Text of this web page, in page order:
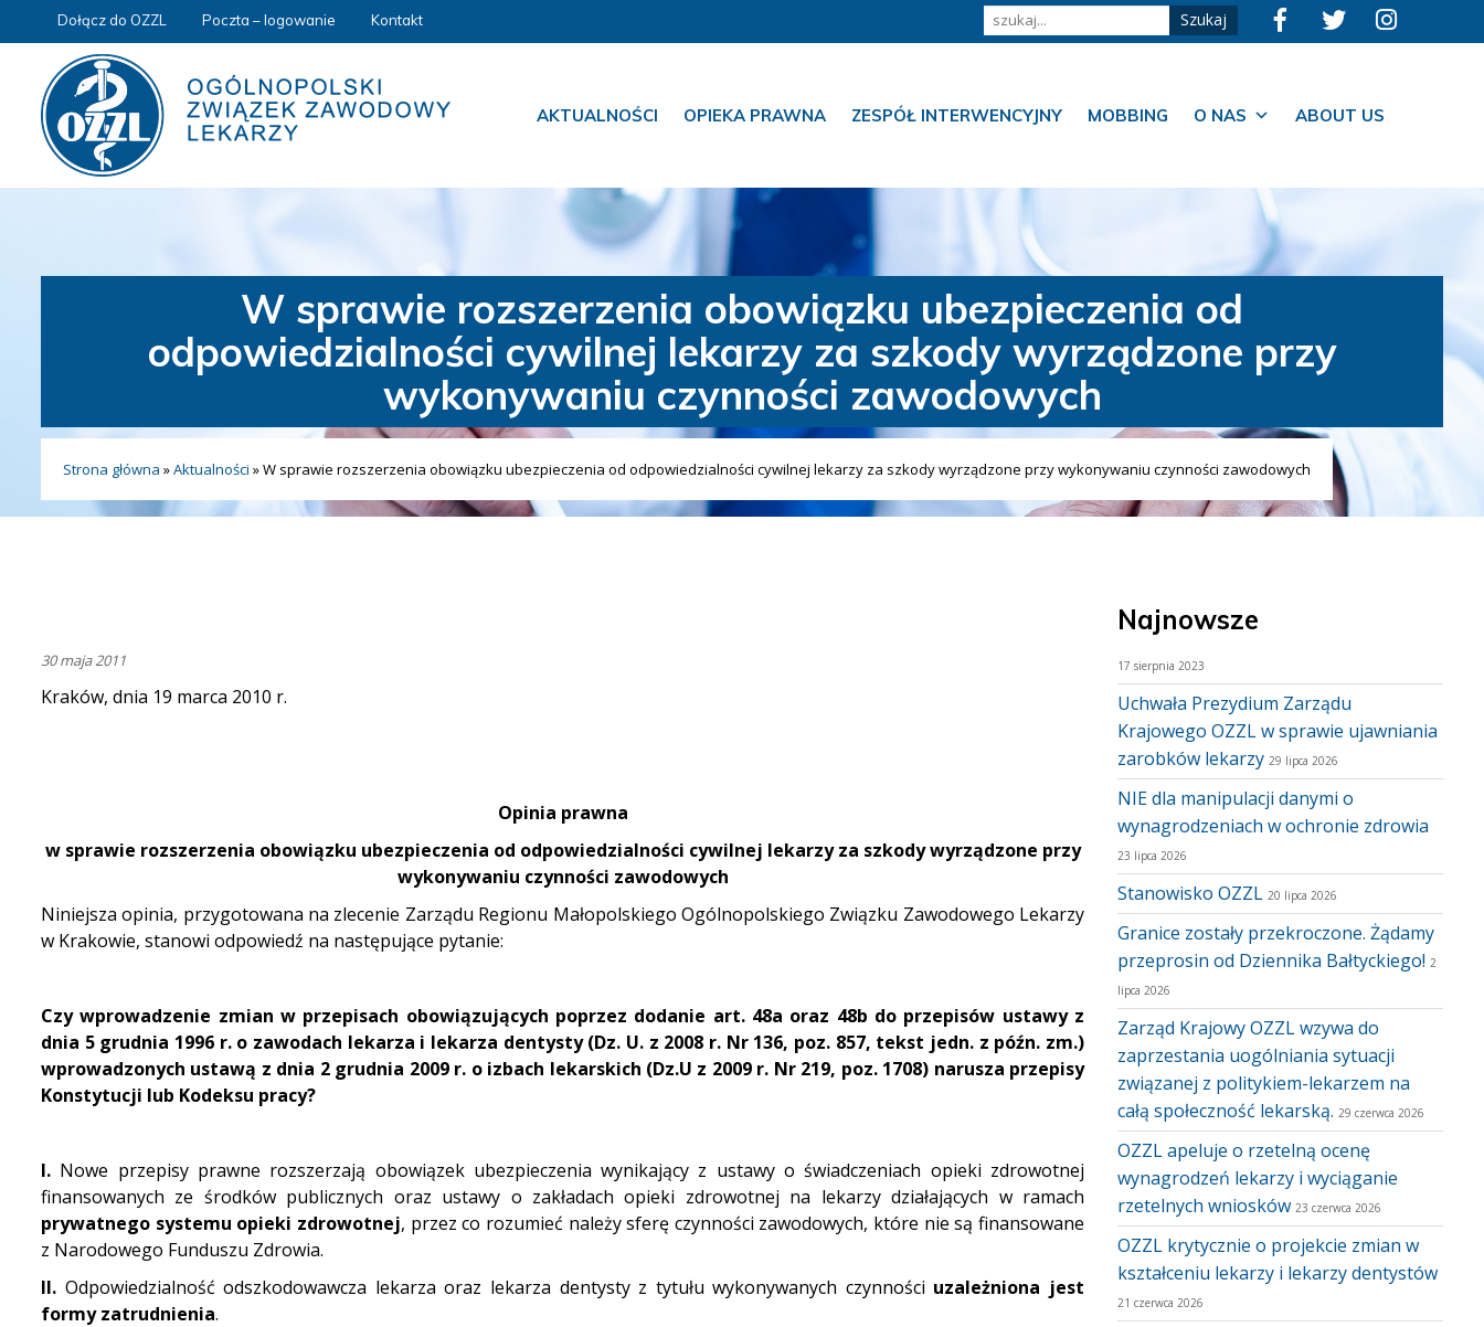
Dołącz do OZZL Poczta – logowanie Kontakt
AKTUALNOŚCI OPIEKA PRAWNA ZESPÓŁ INTERWENCYJNY MOBBING O NAS ABOUT US
W sprawie rozszerzenia obowiązku ubezpieczenia od
odpowiedzialności cywilnej lekarzy za szkody wyrządzone przy
wykonywaniu czynności zawodowych
Strona główna »Aktualności »W sprawie rozszerzenia obowiązku ubezpieczenia od odpowiedzialności cywilnej lekarzy za szkody wyrządzone przy wykonywaniu czynności zawodowych
30 maja 2011
Kraków, dnia 19 marca 2010 r.
Opinia prawna
w sprawie rozszerzenia obowiązku ubezpieczenia od odpowiedzialności cywilnej lekarzy za szkody wyrządzone przy
wykonywaniu czynności zawodowych
Niniejsza opinia, przygotowana na zlecenie Zarządu Regionu Małopolskiego Ogólnopolskiego Związku Zawodowego Lekarzy
w Krakowie, stanowi odpowiedź na następujące pytanie:
Czy wprowadzenie zmian w przepisach obowiązujących poprzez dodanie art. 48a oraz 48b do przepisów ustawy z
dnia 5 grudnia 1996 r. o zawodach lekarza i lekarza dentysty (Dz. U. z 2008 r. Nr 136, poz. 857, tekst jedn. z późn. zm.)
wprowadzonych ustawą z dnia 2 grudnia 2009 r. o izbach lekarskich (Dz.U z 2009 r. Nr 219, poz. 1708) narusza przepisy
Konstytucji lub Kodeksu pracy?
I. Nowe przepisy prawne rozszerzają obowiązek ubezpieczenia wynikający z ustawy o świadczeniach opieki zdrowotnej
finansowanych ze środków publicznych oraz ustawy o zakładach opieki zdrowotnej na lekarzy działających w ramach
prywatnego systemu opieki zdrowotnej, przez co rozumieć należy sferę czynności zawodowych, które nie są finansowane
z Narodowego Funduszu Zdrowia.
II. Odpowiedzialność odszkodowawcza lekarza oraz lekarza dentysty z tytułu wykonywanych czynności uzależniona jest
formy zatrudnienia.
Najnowsze
17 sierpnia 2023
Uchwała Prezydium Zarządu
Krajowego OZZL w sprawie ujawniania
zarobków lekarzy 29 lipca 2026
NIE dla manipulacji danymi o
wynagrodzeniach w ochronie zdrowia
23 lipca 2026
Stanowisko OZZL 20 lipca 2026
Granice zostały przekroczone. Żądamy
przeprosin od Dziennika Bałtyckiego! 2
lipca 2026
Zarząd Krajowy OZZL wzywa do
zaprzestania uogólniania sytuacji
związanej z politykiem-lekarzem na
całą społeczność lekarską. 29 czerwca 2026
OZZL apeluje o rzetelną ocenę
wynagrodzeń lekarzy i wyciąganie
rzetelnych wniosków 23 czerwca 2026
OZZL krytycznie o projekcie zmian w
kształceniu lekarzy i lekarzy dentystów
21 czerwca 2026